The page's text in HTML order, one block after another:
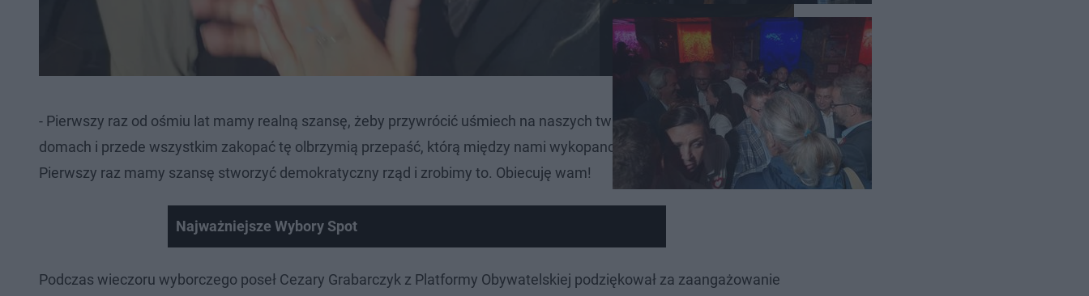
- Pierwszy raz od ośmiu lat mamy realną szansę, żeby przywrócić uśmiech na naszych twarzach, spokój w naszych
domach i przede wszystkim zakopać tę olbrzymią przepaść, którą między nami wykopano - mówiła prezydent Łodzi. -
Pierwszy raz mamy szansę stworzyć demokratyczny rząd i zrobimy to. Obiecuję wam!
Najważniejsze Wybory Spot
Podczas wieczoru wyborczego poseł Cezary Grabarczyk z Platformy Obywatelskiej podziękował za zaangażowanie